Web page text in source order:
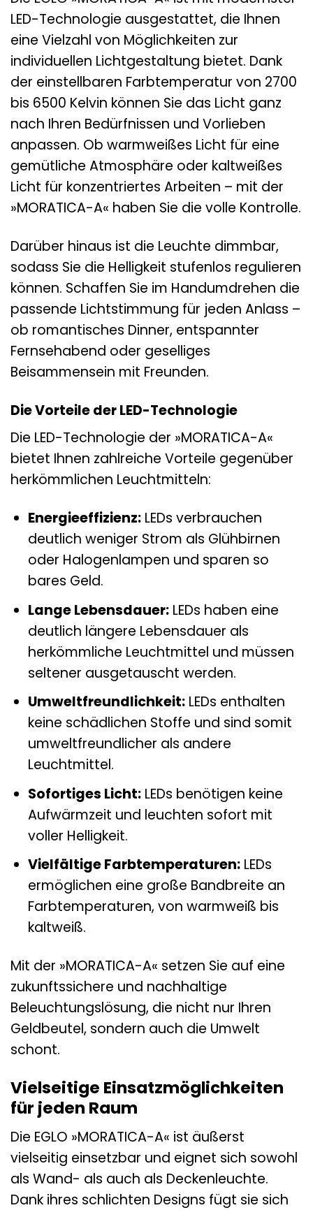
LED-Technologie ausgestattet, die Ihnen
eine Vielzahl von Möglichkeiten zur
individuellen Lichtgestaltung bietet. Dank
der einstellbaren Farbtemperatur von 2700
bis 6500 Kelvin können Sie das Licht ganz
nach Ihren Bedürfnissen und Vorlieben
anpassen. Ob warmweißes Licht für eine
gemütliche Atmosphäre oder kaltweißes
Licht für konzentriertes Arbeiten – mit der
»MORATICA-A« haben Sie die volle Kontrolle.
Darüber hinaus ist die Leuchte dimmbar,
sodass Sie die Helligkeit stufenlos regulieren
können. Schaffen Sie im Handumdrehen die
passende Lichtstimmung für jeden Anlass –
ob romantisches Dinner, entspannter
Fernsehabend oder geselliges
Beisammensein mit Freunden.
Die Vorteile der LED-Technologie
Die LED-Technologie der »MORATICA-A«
bietet Ihnen zahlreiche Vorteile gegenüber
herkömmlichen Leuchtmitteln:
Energieeffizienz:LEDs verbrauchen
deutlich weniger Strom als Glühbirnen
oder Halogenlampen und sparen so
bares Geld.
Lange Lebensdauer:LEDs haben eine
deutlich längere Lebensdauer als
herkömmliche Leuchtmittel und müssen
seltener ausgetauscht werden.
Umweltfreundlichkeit:LEDs enthalten
keine schädlichen Stoffe und sind somit
umweltfreundlicher als andere
Leuchtmittel.
Sofortiges Licht:LEDs benötigen keine
Aufwärmzeit und leuchten sofort mit
voller Helligkeit.
Vielfältige Farbtemperaturen:LEDs
ermöglichen eine große Bandbreite an
Farbtemperaturen, von warmweiß bis
kaltweiß.
Mit der »MORATICA-A« setzen Sie auf eine
zukunftssichere und nachhaltige
Beleuchtungslösung, die nicht nur Ihren
Geldbeutel, sondern auch die Umwelt
schont.
Vielseitige Einsatzmöglichkeiten
für jeden Raum
Die EGLO »MORATICA-A« ist äußerst
vielseitig einsetzbar und eignet sich sowohl
als Wand- als auch als Deckenleuchte.
Dank ihres schlichten Designs fügt sie sich